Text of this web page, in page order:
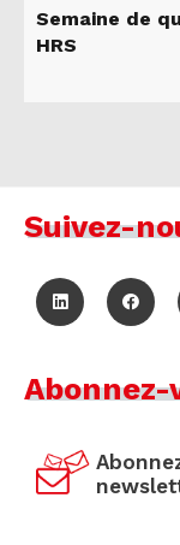
Semaine de
HRS
Suivez-
Abonnez-